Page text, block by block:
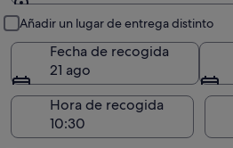
Añadir un lugar de entrega distinto
Fecha de recogida
21 ago
Hora de recogida